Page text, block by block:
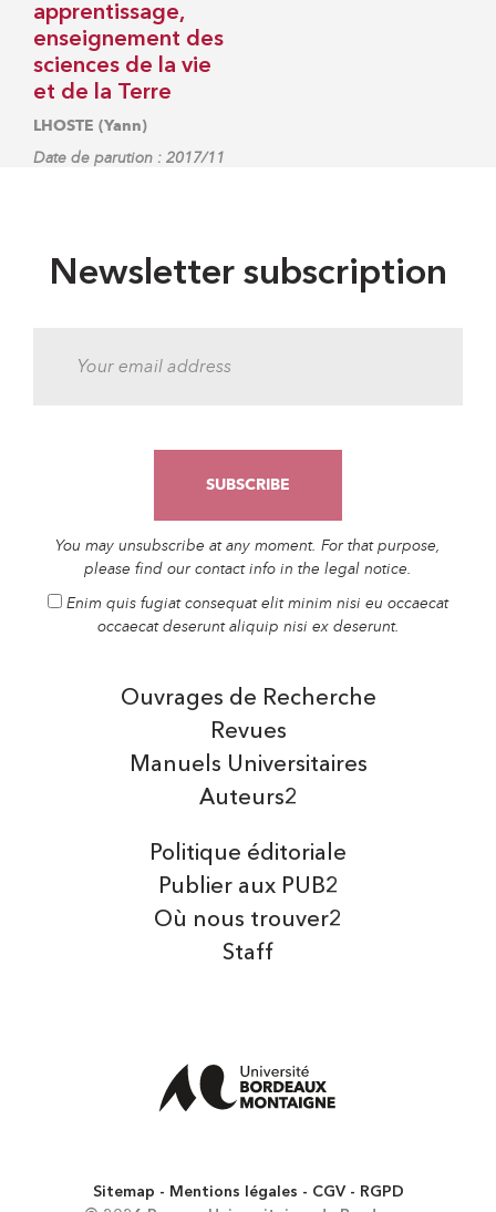
apprentissage,
enseignement des
sciences de la vie
et de la Terre
LHOSTE (Yann)
Date de parution : 2017/11
Newsletter subscription
You may unsubscribe at any moment. For that purpose,
please find our contact info in the legal notice.
Enim quis fugiat consequat elit minim nisi eu occaecat
occaecat deserunt aliquip nisi ex deserunt.
Auteurs2
Manuels Universitaires
Ouvrages de Recherche
Revues
Politique éditoriale
Publier aux PUB2
Où nous trouver2
Staff
Sitemap Mentions légales CGV
RGPD